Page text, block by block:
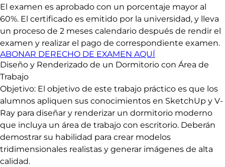
El examen es aprobado con un porcentaje mayor al
60%. El certificado es emitido por la universidad, y lleva
un proceso de 2 meses calendario después de rendir el
examen y realizar el pago de correspondiente examen.
ABONAR DERECHO DE EXAMEN AQUÍ
Diseño y Renderizado de un Dormitorio con Área de
Trabajo
Objetivo: El objetivo de este trabajo práctico es que los
alumnos apliquen sus conocimientos en SketchUp y V-
Ray para diseñar y renderizar un dormitorio moderno
que incluya un área de trabajo con escritorio. Deberán
demostrar su habilidad para crear modelos
tridimensionales realistas y generar imágenes de alta
calidad.